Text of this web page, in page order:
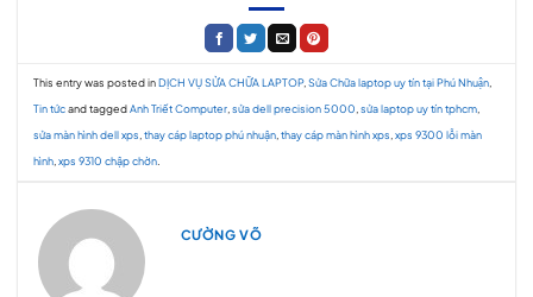
This entry was posted inDỊCH VỤ SỬA CHỮA LAPTOP,Sửa Chữa laptop uy tín tại Phú Nhuận
Tin tứcand taggedAnh Triết Computer ,sửa dell precision 5000 ,sửa laptop uy tín tphcm
sửa màn hình dell xps ,thay cáp laptop phú nhuận ,thay cáp màn hình xps ,xps 9300 lỗi màn
hình ,xps 9310 chập chờn
CƯỜNG VÕ